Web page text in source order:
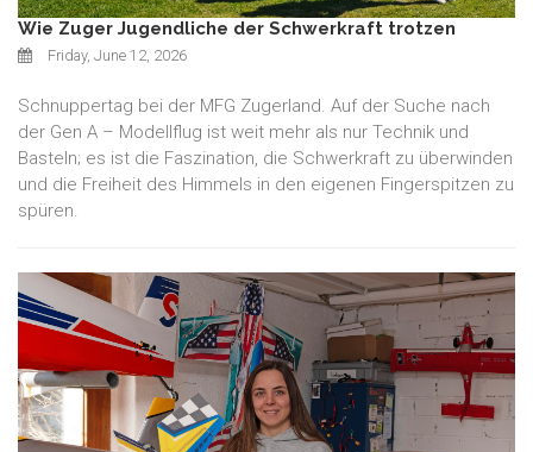
Wie Zuger Jugendliche der Schwerkraft trotzen
Friday, June 12, 2026
Schnuppertag bei der MFG Zugerland. Auf der Suche nach
der Gen A – Modellflug ist weit mehr als nur Technik und
Basteln; es ist die Faszination, die Schwerkraft zu überwinden
und die Freiheit des Himmels in den eigenen Fingerspitzen zu
spüren.